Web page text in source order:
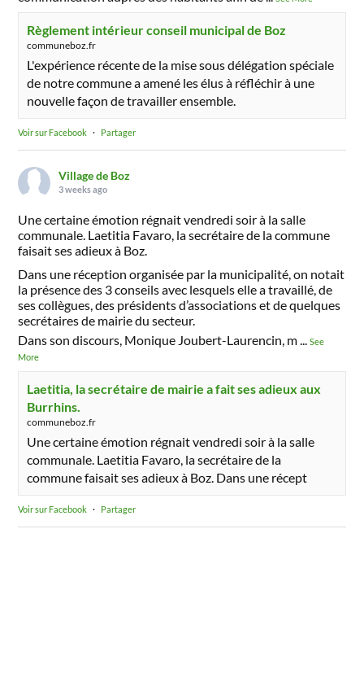
Règlement intérieur conseil municipal de Boz
communeboz.fr
L'expérience récente de la mise sous délégation spéciale
de notre commune a amené les élus à réfléchir à une
nouvelle façon de travailler ensemble.
Voir sur Facebook · Partager
Village de Boz
3 weeks ago
Une certaine émotion régnait vendredi soir à la salle
communale. Laetitia Favaro, la secrétaire de la commune
faisait ses adieux à Boz.
Dans une réception organisée par la municipalité, on notait
la présence des 3 conseils avec lesquels elle a travaillé, de
ses collègues, des présidents d’associations et de quelques
secrétaires de mairie du secteur.
Dans son discours, Monique Joubert-Laurencin, m...See
More
Laetitia, la secrétaire de mairie a fait ses adieux aux
Burrhins.
communeboz.fr
Une certaine émotion régnait vendredi soir à la salle
communale. Laetitia Favaro, la secrétaire de la
commune faisait ses adieux à Boz. Dans une récept
Voir sur Facebook · Partager